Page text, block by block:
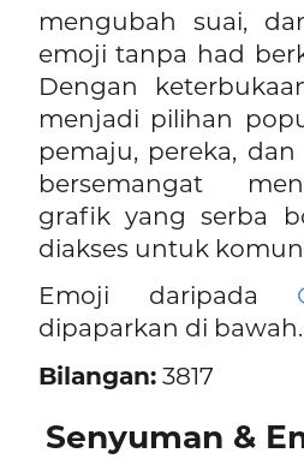
mengubah suai,
emoji tanpa had
Dengan
menjadi pilihan
pemaju, pereka,
bersemangat
grafik yang serba
diakses untuk
Emoji daripada
dipaparkan di bawah.
Bilangan:3817
Senyuman &